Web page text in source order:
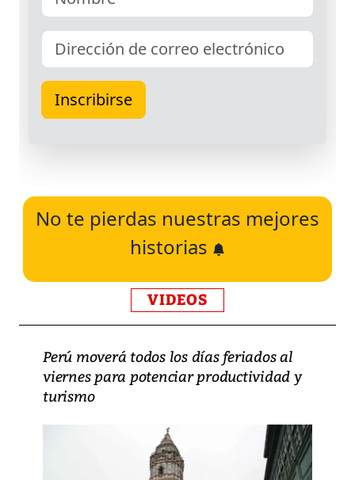
No te pierdas nuestras mejores
historias
VIDEOS
Perú moverá todos los días feriados al
viernes para potenciar productividad y
turismo